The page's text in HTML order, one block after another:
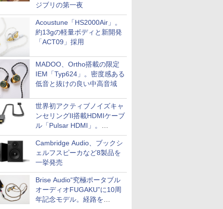
ジブリの第一夜
Acoustune「HS2000Air」。
約13gの軽量ボディと新開発
「ACT09」採用
MADOO、Ortho搭載の限定
IEM「Typ624」。密度感ある
低音と抜けの良い中高音域
世界初アクティブノイズキャ
ンセリングII搭載HDMIケーブ
ル「Pulsar HDMI」。
SilentPowerから
Cambridge Audio、ブックシ
ェルフスピーカなど8製品を
一挙発売
Brise Audio“究極ポータブル
オーディオFUGAKU”に10周
年記念モデル。経路を